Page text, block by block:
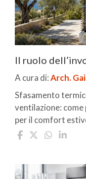
Il ruolo
A cura di:Arch.
Sfasamento
ventilazione:
per il comfort